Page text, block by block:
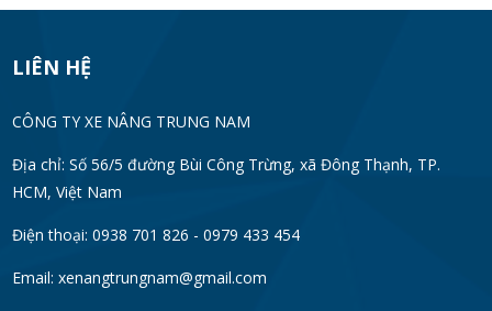
LIÊN HỆ
CÔNG TY XE NÂNG TRUNG NAM
Địa chỉ: Số 56/5 đường Bùi Công Trừng, xã Đông Thạnh, TP.
HCM, Việt Nam
Điện thoại: 0938 701 826 - 0979 433 454
Email: xenangtrungnam@gmail.com